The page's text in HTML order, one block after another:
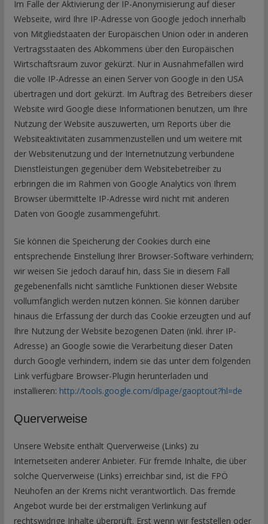
Im Falle der Aktivierung der IP-Anonymisierung auf dieser
Webseite, wird Ihre IP-Adresse von Google jedoch innerhalb
von Mitgliedstaaten der Europäischen Union oder in anderen
Vertragsstaaten des Abkommens über den Europäischen
Wirtschaftsraum zuvor gekürzt. Nur in Ausnahmefällen wird
die volle IP-Adresse an einen Server von Google in den USA
übertragen und dort gekürzt. Im Auftrag des Betreibers dieser
Website wird Google diese Informationen benutzen, um Ihre
Nutzung der Website auszuwerten, um Reports über die
Websiteaktivitäten zusammenzustellen und um weitere mit
der Websitenutzung und der Internetnutzung verbundene
Dienstleistungen gegenüber dem Websitebetreiber zu
erbringen die im Rahmen von Google Analytics von Ihrem
Browser übermittelte IP-Adresse wird nicht mit anderen
Daten von Google zusammengeführt.
Sie können die Speicherung der Cookies durch eine
entsprechende Einstellung Ihrer Browser-Software verhindern;
wir weisen Sie jedoch darauf hin, dass Sie in diesem Fall
gegebenenfalls nicht sämtliche Funktionen dieser Website
vollumfänglich werden nutzen können. Sie können darüber
hinaus die Erfassung der durch das Cookie erzeugten und auf
Ihre Nutzung der Website bezogenen Daten (inkl. ihrer IP-
Adresse) an Google sowie die Verarbeitung dieser Daten
durch Google verhindern, indem sie das unter dem folgenden
Link verfügbare Browser-Plugin herunterladen und
installieren: http://tools.google.com/dlpage/gaoptout?hl=de
Querverweise
Unsere Website enthält Querverweise (Links) zu
Internetseiten anderer Anbieter. Für fremde Inhalte, die über
solche Querverweise (Links) erreichbar sind, ist die FPÖ
Neuhofen an der Krems nicht verantwortlich. Das fremde
Angebot wurde bei der erstmaligen Verlinkung auf
rechtswidrige Inhalte überprüft. Erst wenn wir feststellen oder